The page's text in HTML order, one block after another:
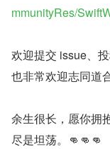
mmunityRes/
欢迎提交 issue、
也非常欢迎志同道
余生很长，愿你拥
尽是坦荡。👊👊👊